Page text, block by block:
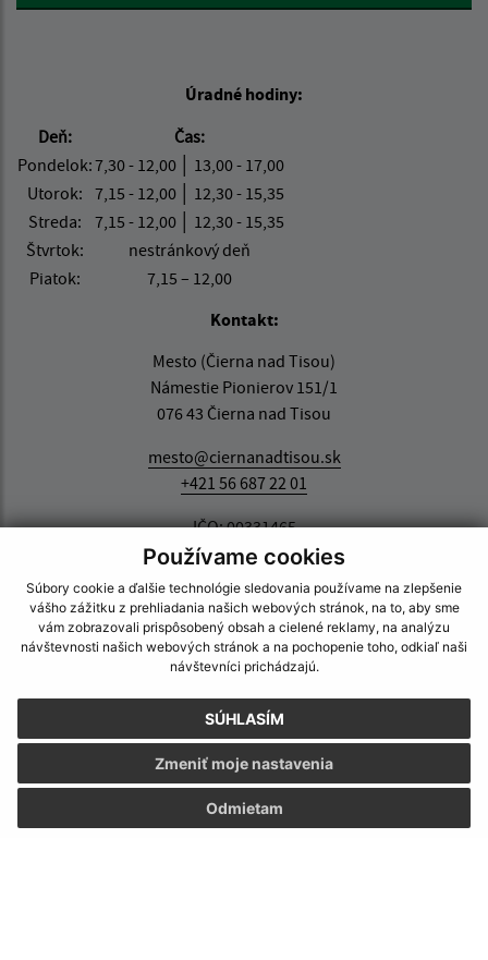
Používame cookies
Súbory cookie a ďalšie technológie sledovania používame na zlepšenie
vášho zážitku z prehliadania našich webových stránok, na to, aby sme
vám zobrazovali prispôsobený obsah a cielené reklamy, na analýzu
návštevnosti našich webových stránok a na pochopenie toho, odkiaľ naši
návštevníci prichádzajú.
SÚHLASÍM
Odmietam
Zmeniť moje nastavenia
Úradné hodiny:
Deň:
Čas:
Pondelok:7,30 - 12,00 │ 13,00 - 17,00
Utorok: 7,15 - 12,00 │ 12,30 - 15,35
Streda:
7,15 - 12,00 │ 12,30 - 15,35
Štvrtok:
nestránkový deň
Piatok:
7,15 – 12,00
Kontakt:
Mesto (Čierna nad Tisou)
Námestie Pionierov 151/1
076 43 Čierna nad Tisou
mesto@ciernanadtisou.sk
+421 56 687 22 01
IČO: 00331465